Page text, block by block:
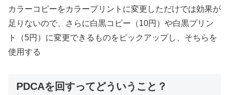
カラーコピーをカラープリントに変更しただけでは効果が
足りないので、さらに白黒コピー（10円）や白黒プリン
ト（5円）に変更できるものをピックアップし、そちらを
使用する
PDCAを回すってどういうこと？